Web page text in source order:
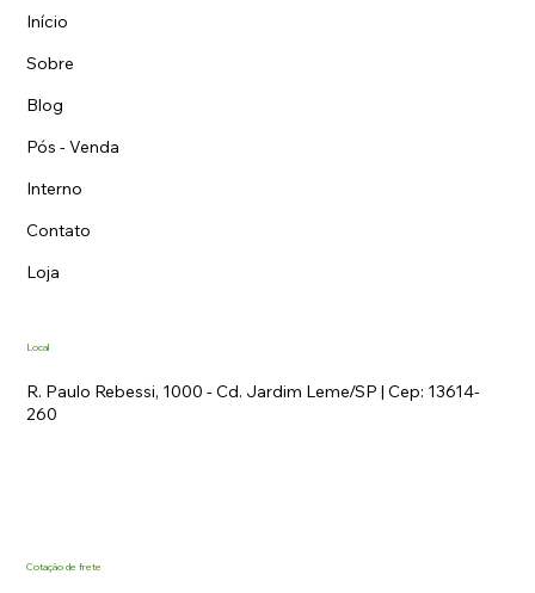
Início
Sobre
Blog
Pós - Venda
Interno
Contato
Loja
Local
R. Paulo Rebessi, 1000 - Cd. Jardim Leme/SP | Cep: 13614-
260
Cotação de frete